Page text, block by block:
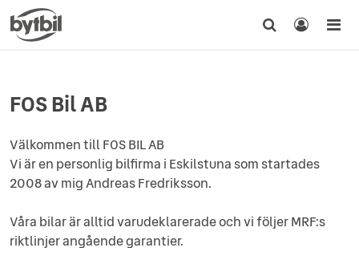
FOS Bil AB
Välkommen till FOS BIL AB
Vi är en personlig bilfirma i Eskilstuna som startades
2008 av mig Andreas Fredriksson.
Våra bilar är alltid varudeklarerade och vi följer MRF:s
riktlinjer angående garantier.